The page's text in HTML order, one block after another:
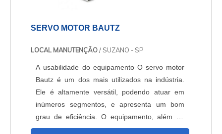
SERVO MOTOR BAUTZ
LOCAL MANUTENÇÃO/ SUZANO - SP
A usabilidade do equipamento O servo motor
Bautz é um dos mais utilizados na indústria.
Ele é altamente versátil, podendo atuar em
inúmeros segmentos, e apresenta um bom
grau de eficiência. O equipamento, além de
ser usado na movimentação industrial,